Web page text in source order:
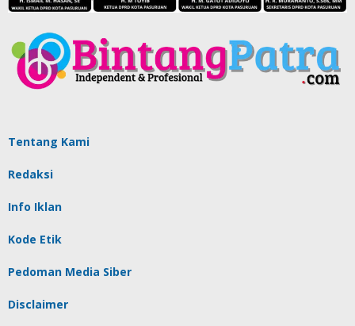
Tentang Kami
Redaksi
Info Iklan
Kode Etik
Pedoman Media Siber
Disclaimer